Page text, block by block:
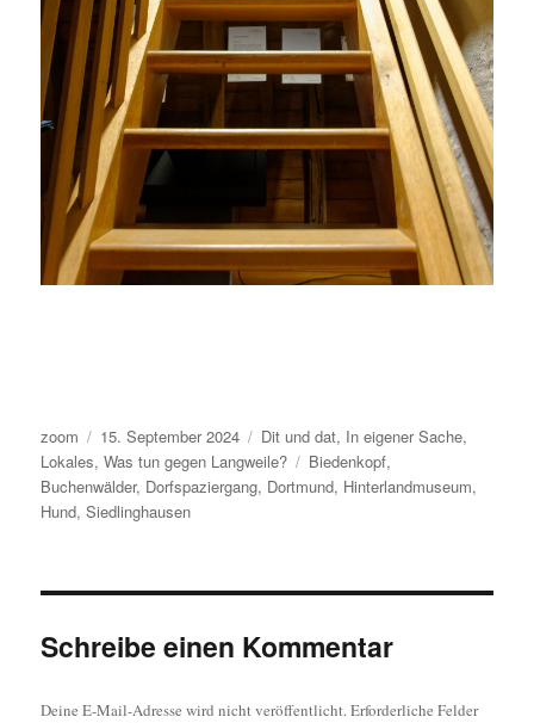
Autor
zoom
Veröffentlicht
am
15. September 2024 Kategorien
Dit und dat, In eigener Sache,
Lokales,Was tun gegen Langweile? Schlagwörter
Biedenkopf,
Buchenwälder, Dorfspaziergang, Dortmund, Hinterlandmuseum,
Hund,Siedlinghausen
Schreibe einen Kommentar
Deine E-Mail-Adresse wird nicht veröffentlicht.Erforderliche Felder